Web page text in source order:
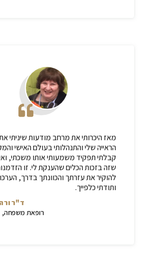
מאז היכרותי את מרחב מודעות שיניתי את
הראייה שלי והתנהלותי בעולם האישי
קבלתי תפקיד משמעותי אותו משכתי,
שזה בזכות הכלים שהענקת לי. זו
להוקיר את עזרתך והכוונתך בדרך,
ותודתי כלפייך.
ד"ר
רופאת משפחה,